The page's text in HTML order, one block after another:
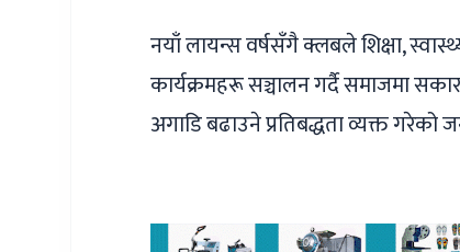
नयाँ लायन्स वर्षसँगै क्लबले शिक्षा,
कार्यक्रमहरू सञ्चालन गर्दै समाजमा
अगाडि बढाउने प्रतिबद्धता व्यक्त गरेको